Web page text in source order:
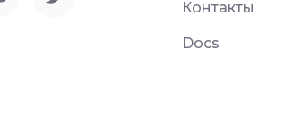
Контакты
Docs